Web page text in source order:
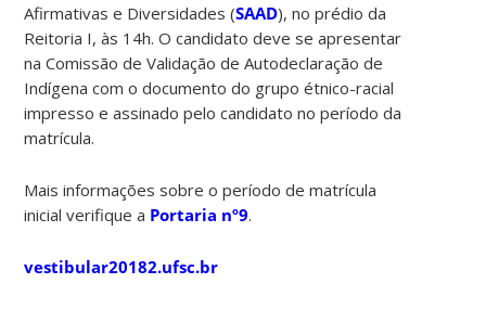
Afirmativas e Diversidades (SAAD), no prédio da
Reitoria I, às 14h. O candidato deve se apresentar
na Comissão de Validação de Autodeclaração de
Indígena com o documento do grupo étnico-racial
impresso e assinado pelo candidato no período da
matrícula.
Mais informações sobre o período de matrícula
inicial verifique a Portaria nº9.
vestibular20182.ufsc.br